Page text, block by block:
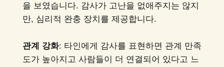
을 보였습니다. 감사가 고난을 없애주지는 않지
만, 심리적 완충 장치를 제공합니다.
관계 강화: 타인에게 감사를 표현하면 관계 만족
도가 높아지고 사람들이 더 연결되어 있다고 느